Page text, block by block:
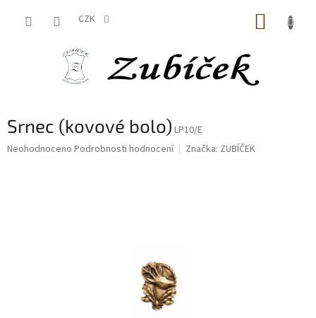
CZK
Srnec (kovové bolo) LP10/E
Průměrné
Neohodnoceno Podrobnosti hodnocení Značka: ZUBÍČEK